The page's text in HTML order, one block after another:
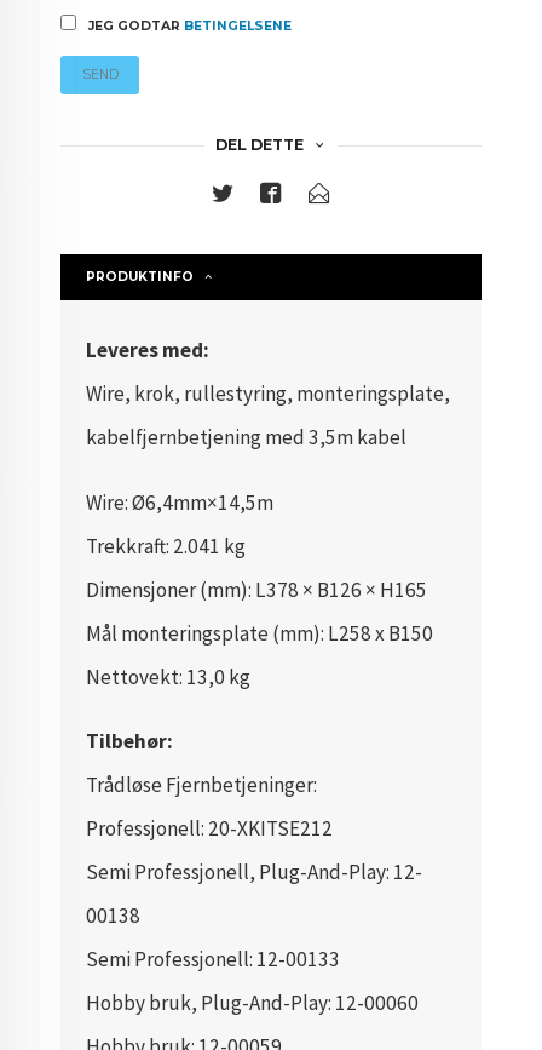
JEG GODTAR BETINGELSENE
SEND
DEL DETTE
PRODUKTINFO
Leveres med:
Wire, krok, rullestyring, monteringsplate,
kabelfjernbetjening med 3,5m kabel
Wire: Ø6,4mm×14,5m
Trekkraft: 2.041 kg
Dimensjoner (mm): L378 × B126 × H165
Mål monteringsplate (mm): L258 x B150
Nettovekt: 13,0 kg
Tilbehør:
Trådløse Fjernbetjeninger:
Professjonell: 20-XKITSE212
Semi Professjonell, Plug-And-Play: 12-
00138
Semi Professjonell: 12-00133
Hobby bruk, Plug-And-Play: 12-00060